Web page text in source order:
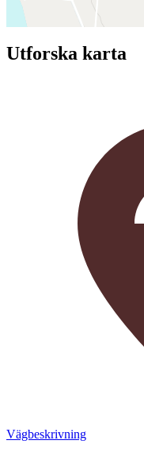
Utforska karta
Vägbeskrivning